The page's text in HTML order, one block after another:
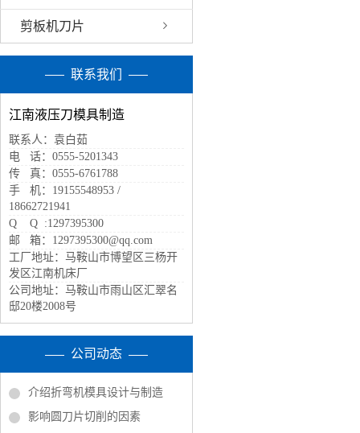
剪板机刀片
联系我们
江南液压刀模具制造
联系人：袁白茹
电 话：0555-5201343
传 真：0555-6761788
手 机：19155548953 /
18662721941
Q Q :1297395300
邮 箱：1297395300@qq.com
工厂地址：马鞍山市博望区三杨开
发区江南机床厂
公司地址：马鞍山市雨山区汇翠名
邸20楼2008号
公司动态
介绍折弯机模具设计与制造
影响圆刀片切削的因素